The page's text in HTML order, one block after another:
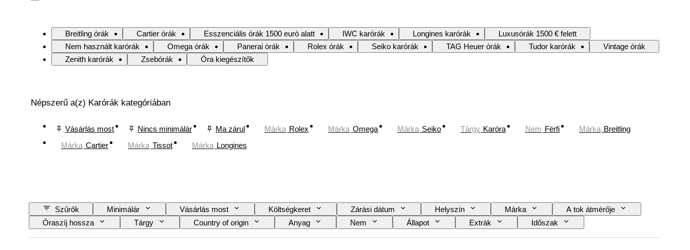
Breitling órák Cartier órák Esszenciális órák 1500 euró alatt IWC karórák Longines karórák
Luxusórák 1500 € felett
Nem használt karórák
Omega órák Panerai órák Rolex órák Seiko karórák TAG Heuer órák Tudor karórák
Vintage órák
Zenith karórák
Zsebórák Óra kiegészítők
Népszerű a(z) Karórák kategóriában
Vásárlás most Nincs minimálár Ma zárul Márka Rolex Márka Omega Márka Seiko Tárgy Karóra Nem Férfi Márka Breitling
Márka Cartier Márka Tissot Márka Longines
Szűrők Minimálár Vásárlás most Költségkeret Zárási dátum Helyszín Márka
A tok átmérője
Óraszíj hossza
Tárgy Country of origin Anyag Nem Állapot Extrák
Időszak
Tanúsítvány
Téma Kötés Kiadás Nyelv Szín Óraszerkezet Óraszíj anyaga
Korszak